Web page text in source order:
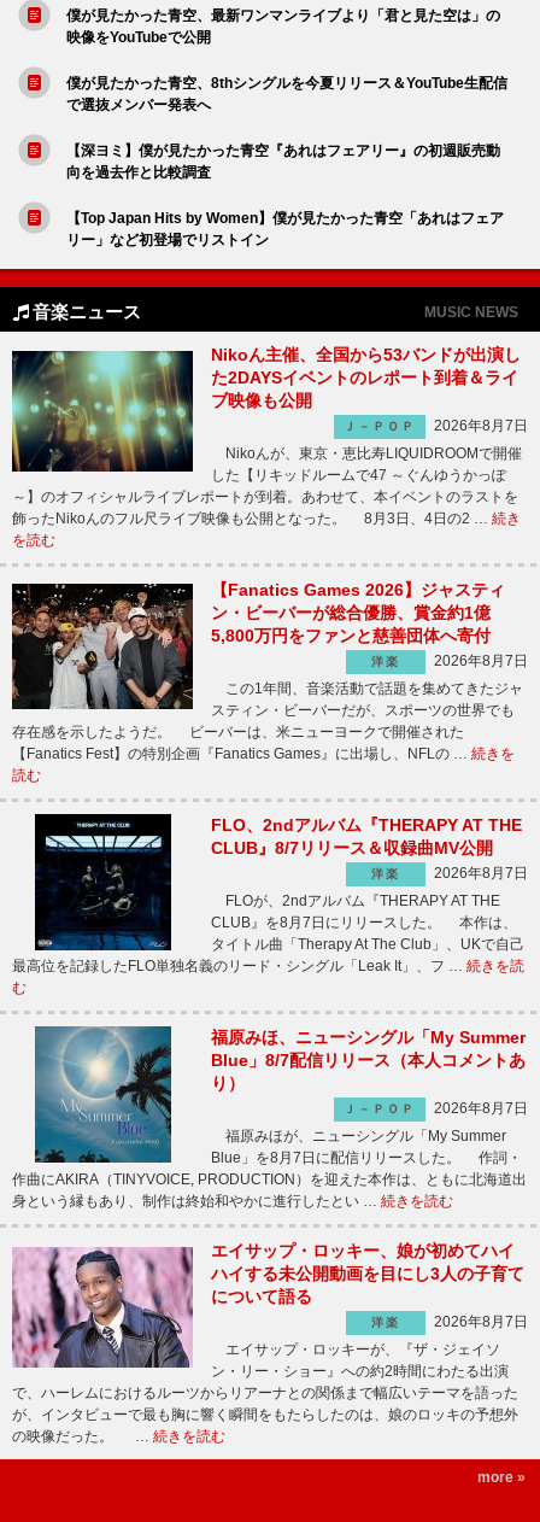
僕が見たかった青空、最新ワンマンライブより「君と見た空は」の
映像をYouTubeで公開
僕が見たかった青空、8thシングルを今夏リリース＆YouTube生配信
で選抜メンバー発表へ
【深ヨミ】僕が見たかった青空『あれはフェアリー』の初週販売動
向を過去作と比較調査
【Top Japan Hits by Women】僕が見たかった青空「あれはフェア
リー」など初登場でリストイン
音楽ニュース MUSIC NEWS
Nikoん主催、全国から53バンドが出演し
た2DAYSイベントのレポート到着＆ライ
ブ映像も公開
Ｊ－ＰＯＰ
2026年8月7日
Nikoんが、東京・恵比寿LIQUIDROOMで開催
した【リキッドルームで47 ～ぐんゆうかっぽ
～】のオフィシャルライブレポートが到着。あわせて、本イベントのラストを
飾ったNikoんのフル尺ライブ映像も公開となった。 8月3日、4日の2 … 続き
を読む
【Fanatics Games 2026】ジャスティ
ン・ビーバーが総合優勝、賞金約1億
5,800万円をファンと慈善団体へ寄付
洋楽
2026年8月7日
この1年間、音楽活動で話題を集めてきたジャ
スティン・ビーバーだが、スポーツの世界でも
存在感を示したようだ。 ビーバーは、米ニューヨークで開催された
【Fanatics Fest】の特別企画『Fanatics Games』に出場し、NFLの … 続きを
読む
FLO、2ndアルバム『THERAPY AT THE
CLUB』8/7リリース＆収録曲MV公開
洋楽
2026年8月7日
FLOが、2ndアルバム『THERAPY AT THE
CLUB』を8月7日にリリースした。 本作は、
タイトル曲「Therapy At The Club」、UKで自己
最高位を記録したFLO単独名義のリード・シングル「Leak It」、フ … 続きを読
む
福原みほ、ニューシングル「My Summer
Blue」8/7配信リリース（本人コメントあ
り）
Ｊ－ＰＯＰ
2026年8月7日
福原みほが、ニューシングル「My Summer
Blue」を8月7日に配信リリースした。 作詞・
作曲にAKIRA（TINYVOICE, PRODUCTION）を迎えた本作は、ともに北海道出
身という縁もあり、制作は終始和やかに進行したとい … 続きを読む
エイサップ・ロッキー、娘が初めてハイ
ハイする未公開動画を目にし3人の子育て
について語る
洋楽
2026年8月7日
エイサップ・ロッキーが、『ザ・ジェイソ
ン・リー・ショー』への約2時間にわたる出演
で、ハーレムにおけるルーツからリアーナとの関係まで幅広いテーマを語った
が、インタビューで最も胸に響く瞬間をもたらしたのは、娘のロッキの予想外
の映像だった。 … 続きを読む
more »